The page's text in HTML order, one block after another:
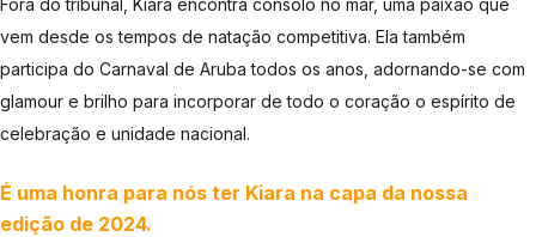
Fora do tribunal, Kiara encontra consolo no mar, uma paixão que
vem desde os tempos de natação competitiva. Ela também
participa do Carnaval de Aruba todos os anos, adornando-se com
glamour e brilho para incorporar de todo o coração o espírito de
celebração e unidade nacional.
É uma honra para nós ter Kiara na capa da nossa
edição de 2024.